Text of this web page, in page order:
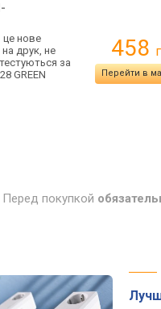
це нове
друк, не
за
GREEN
458
Перейти в
покупкой